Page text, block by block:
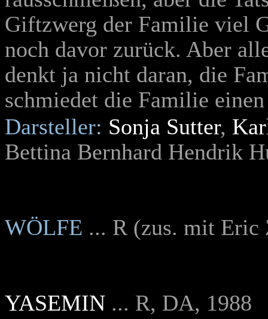
Giftzwerg der Familie viel
noch davor zurück. Aber
denkt ja nicht daran, die
schmiedet die Familie
Darsteller: Sonja Sutter,
Bettina Bernhard Hendrik
WÖLFE ... R (zus. mit Eric
YASEMIN ... R, DA, 1988